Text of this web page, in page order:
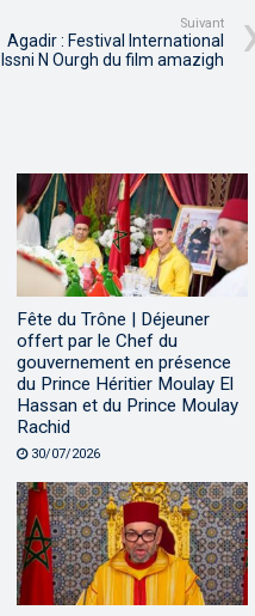
Suivant
Agadir : Festival International
Issni N Ourgh du film amazigh
Fête du Trône | Déjeuner
offert par le Chef du
gouvernement en présence
du Prince Héritier Moulay El
Hassan et du Prince Moulay
Rachid
30/07/2026